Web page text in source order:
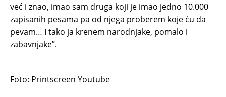
već i znao, imao sam druga koji je imao jedno 10.000
zapisanih pesama pa od njega proberem koje ću da
pevam… I tako ja krenem narodnjake, pomalo i
zabavnjake”.
Foto: Printscreen Youtube